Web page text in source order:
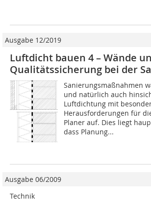
Ausgabe 12/2019
Luftdicht bauen 4 – Wände
Qualitätssicherung bei der
Sanierungsmaßnahmen
und natürlich auch
Luftdichtung mit
Herausforderungen für
Planer auf. Dies liegt
dass Planung...
Ausgabe 06/2009
Technik